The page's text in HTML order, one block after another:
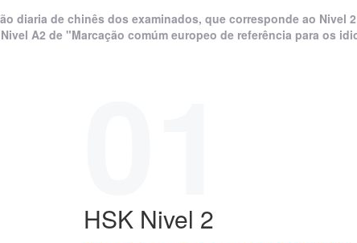
diaria de chinês dos examinados, que corresponde ao Nivel
A2 de "Marcação comúm europeo de referência para os
HSK Nivel 2